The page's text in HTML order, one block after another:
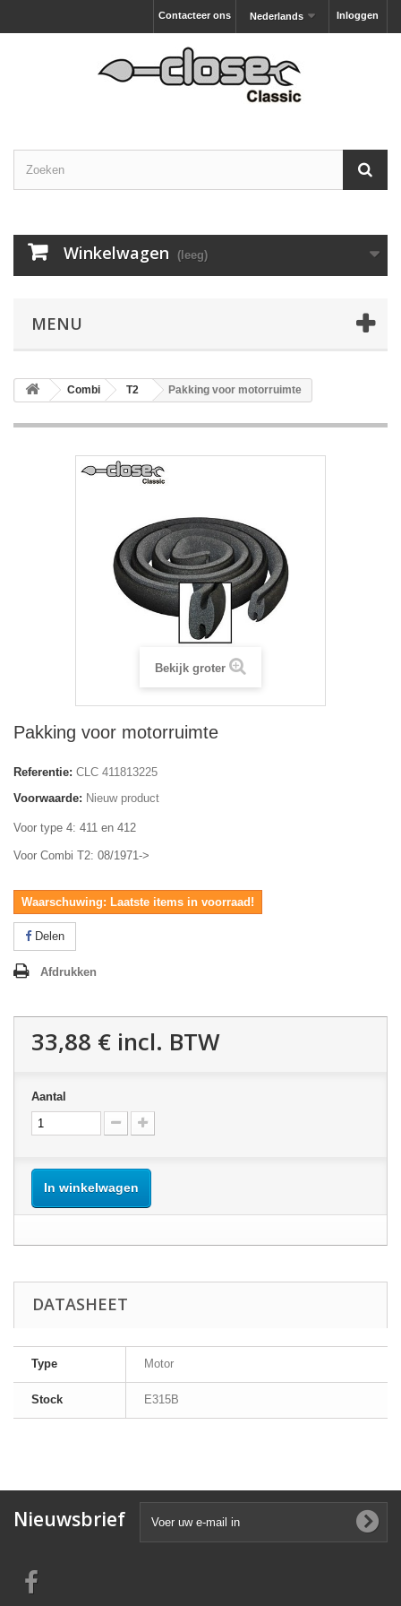
Inloggen
Nederlands
Contacteer ons
Winkelwagen (leeg)
MENU
Combi T2 Pakking voor motorruimte
Bekijk groter
Pakking voor motorruimte
Referentie: CLC 411813225
Voorwaarde: Nieuw product
Voor type 4: 411 en 412
Voor Combi T2: 08/1971->
Waarschuwing: Laatste items in voorraad!
Delen
Afdrukken
33,88 € incl. BTW
Aantal
In winkelwagen
DATASHEET
Type Motor
Stock E315B
Nieuwsbrief